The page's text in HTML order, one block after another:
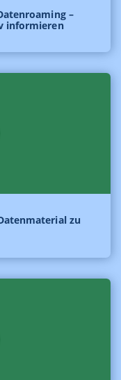
–
informieren
zu